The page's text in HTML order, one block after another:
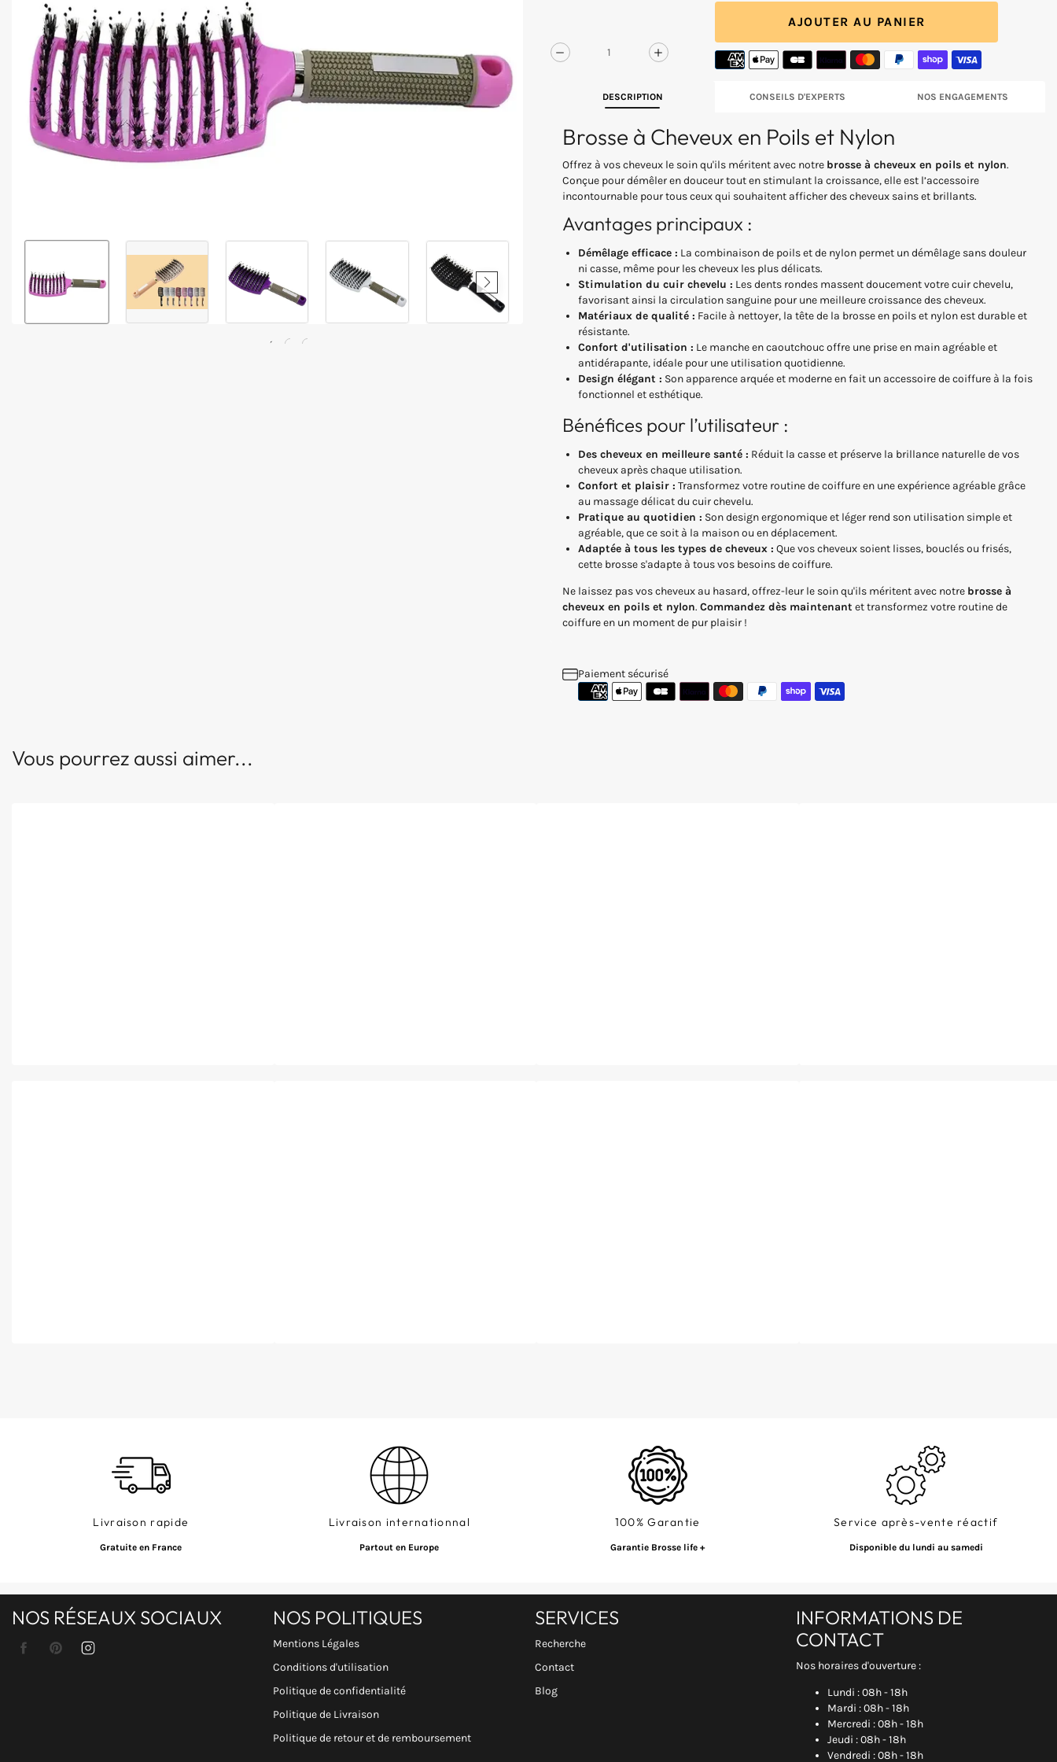
Réduire
quantité
à
en
poils
et
nylon
Augmenter
quantité
de
à
en
poils
et
nylon
AJOUTER AU PANIER
DESCRIPTION CONSEILS D'EXPERTS NOS ENGAGEMENTS
Brosse à Cheveux en Poils et Nylon
Offrez à vos cheveux le soin qu'ils méritent avec notre brosse à cheveux en poils et nylon.
Conçue pour démêler en douceur tout en stimulant la croissance, elle est l’accessoire
incontournable pour tous ceux qui souhaitent afficher des cheveux sains et brillants.
Avantages principaux :
Démêlage efficace : La combinaison de poils et de nylon permet un démêlage sans douleur
ni casse, même pour les cheveux les plus délicats.
Stimulation du cuir chevelu : Les dents rondes massent doucement votre cuir chevelu,
favorisant ainsi la circulation sanguine pour une meilleure croissance des cheveux.
Matériaux de qualité : Facile à nettoyer, la tête de la brosse en poils et nylon est durable et
résistante.
Confort d'utilisation : Le manche en caoutchouc offre une prise en main agréable et
antidérapante, idéale pour une utilisation quotidienne.
Design élégant : Son apparence arquée et moderne en fait un accessoire de coiffure à la fois
fonctionnel et esthétique.
Bénéfices pour l’utilisateur :
Des cheveux en meilleure santé : Réduit la casse et préserve la brillance naturelle de vos
cheveux après chaque utilisation.
Confort et plaisir : Transformez votre routine de coiffure en une expérience agréable grâce
au massage délicat du cuir chevelu.
Pratique au quotidien : Son design ergonomique et léger rend son utilisation simple et
agréable, que ce soit à la maison ou en déplacement.
Adaptée à tous les types de cheveux : Que vos cheveux soient lisses, bouclés ou frisés,
cette brosse s'adapte à tous vos besoins de coiffure.
Ne laissez pas vos cheveux au hasard, offrez-leur le soin qu'ils méritent avec notre brosse à
cheveux en poils et nylon. Commandez dès maintenant et transformez votre routine de
coiffure en un moment de pur plaisir !
Paiement sécurisé
Vous pourrez aussi aimer...
Livraison rapide
Gratuite en France
Livraison internationnal
Partout en Europe
100% Garantie
Garantie Brosse life +
Service après-vente réactif
Disponible du lundi au samedi
NOS RÉSEAUX SOCIAUX
FacebookPinterestInstagram
NOS POLITIQUES
Mentions Légales
Conditions d'utilisation
Politique de confidentialité
Politique de Livraison
Politique de retour et de remboursement
SERVICES
Recherche
Contact
Blog
INFORMATIONS DE
CONTACT
Nos horaires d'ouverture :
Lundi : 08h - 18h
Mardi : 08h - 18h
Mercredi : 08h - 18h
Jeudi : 08h - 18h
Vendredi : 08h - 18h